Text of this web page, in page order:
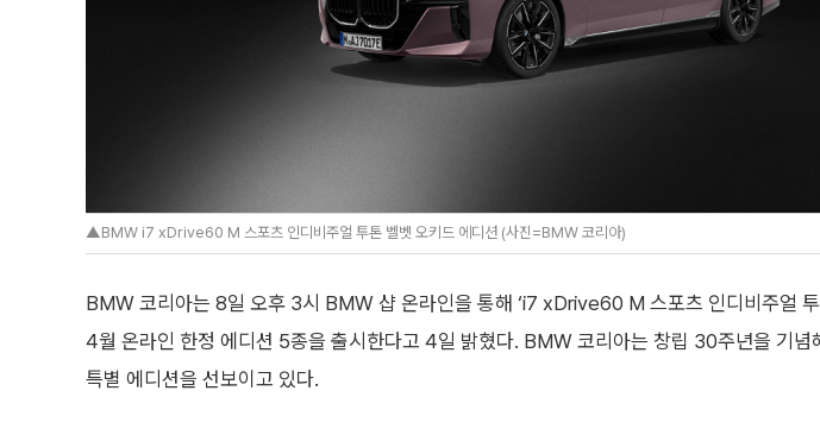
▲BMW i7 xDrive60 M 스포츠 인디비주얼 투톤 벨벳 오키드 에디션 (사진=BMW 코리아)
BMW 코리아는 8일 오후 3시 BMW 샵 온라인을 통해 ‘i7 xDrive60 M 스포츠 인디비주얼 투
4월 온라인 한정 에디션 5종을 출시한다고 4일 밝혔다. BMW 코리아는 창립 30주년을 기념
특별 에디션을 선보이고 있다.